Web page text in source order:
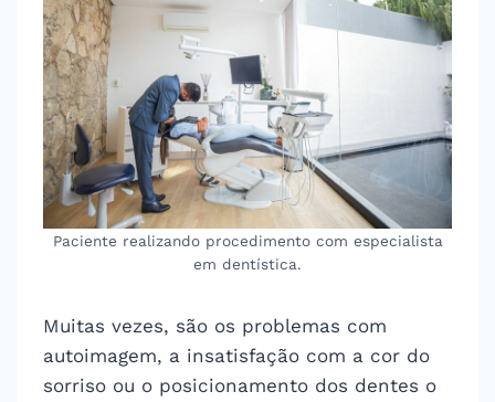
Paciente realizando procedimento com especialista
em dentística.
Muitas vezes, são os problemas com
autoimagem, a insatisfação com a cor do
sorriso ou o posicionamento dos dentes o